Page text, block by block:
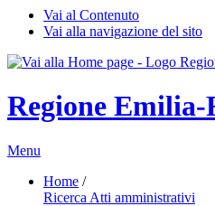
Vai al Contenuto
Vai alla navigazione del sito
Regione Emilia-
Menu
Home /
Ricerca Atti amministrativi